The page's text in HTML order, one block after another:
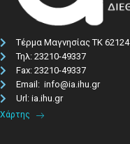
Τέρμα Μαγνησίας ΤΚ 62124
Τηλ: 23210-49337​
Fax: 23210-49337
Email: info@ia.ihu.gr
Url: ia.ihu.gr
Χάρτης